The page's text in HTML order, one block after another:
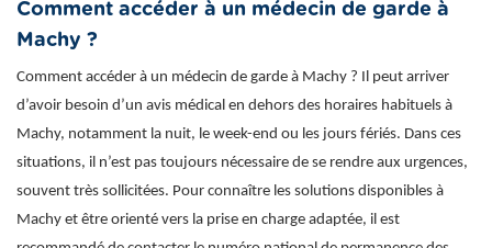
Comment accéder à un médecin de garde à
Machy ?
Comment accéder à un médecin de garde à Machy ? Il peut arriver
d’avoir besoin d’un avis médical en dehors des horaires habituels à
Machy, notamment la nuit, le week-end ou les jours fériés. Dans ces
situations, il n’est pas toujours nécessaire de se rendre aux urgences,
souvent très sollicitées. Pour connaître les solutions disponibles à
Machy et être orienté vers la prise en charge adaptée, il est